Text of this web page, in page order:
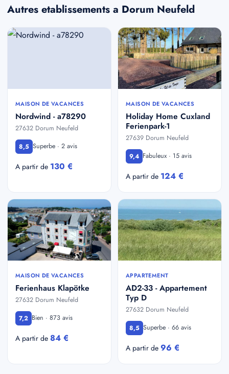
Autres etablissements a Dorum Neufeld
MAISON DE VACANCES
Nordwind - a78290
27632 Dorum Neufeld
8,5 Superbe · 2 avis
A partir de 130 €
MAISON DE VACANCES
Holiday Home Cuxland
Ferienpark-1
27639 Dorum Neufeld
9,4 Fabuleux · 15 avis
A partir de 124 €
MAISON DE VACANCES
Ferienhaus Klapötke
27632 Dorum Neufeld
7,2 Bien · 873 avis
A partir de 84 €
APPARTEMENT
AD2-33 - Appartement
Typ D
27632 Dorum Neufeld
8,5 Superbe · 66 avis
A partir de 96 €